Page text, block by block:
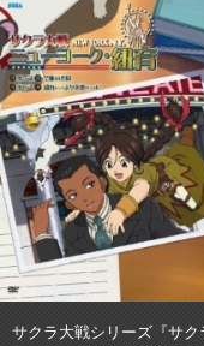
サクラ大戦シリーズ『サ